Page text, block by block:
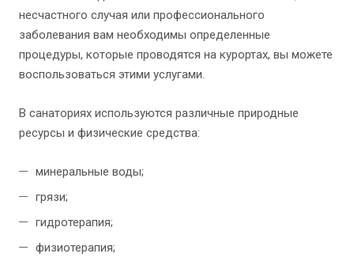
несчастного случая или профессионального
заболевания вам необходимы определенные
процедуры, которые проводятся на курортах, вы можете
воспользоваться этими услугами.
В санаториях используются различные природные
ресурсы и физические средства:
минеральные воды;
грязи;
гидротерапия;
физиотерапия;